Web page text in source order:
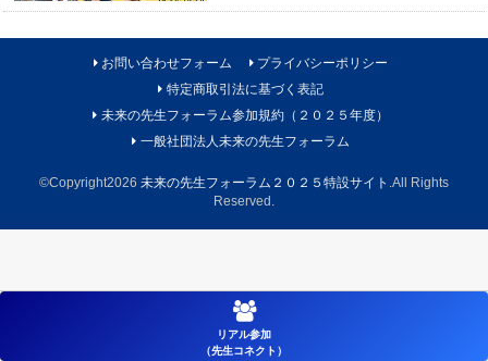
お問い合わせフォーム
プライバシーポリシー
特定商取引法に基づく表記
未来の先生フォーラム参加規約（２０２５年度）
一般社団法人未来の先生フォーラム
©Copyright2026 未来の先生フォーラム２０２５特設サイト .All Rights
Reserved.
リアル参加
（先生コネクト）